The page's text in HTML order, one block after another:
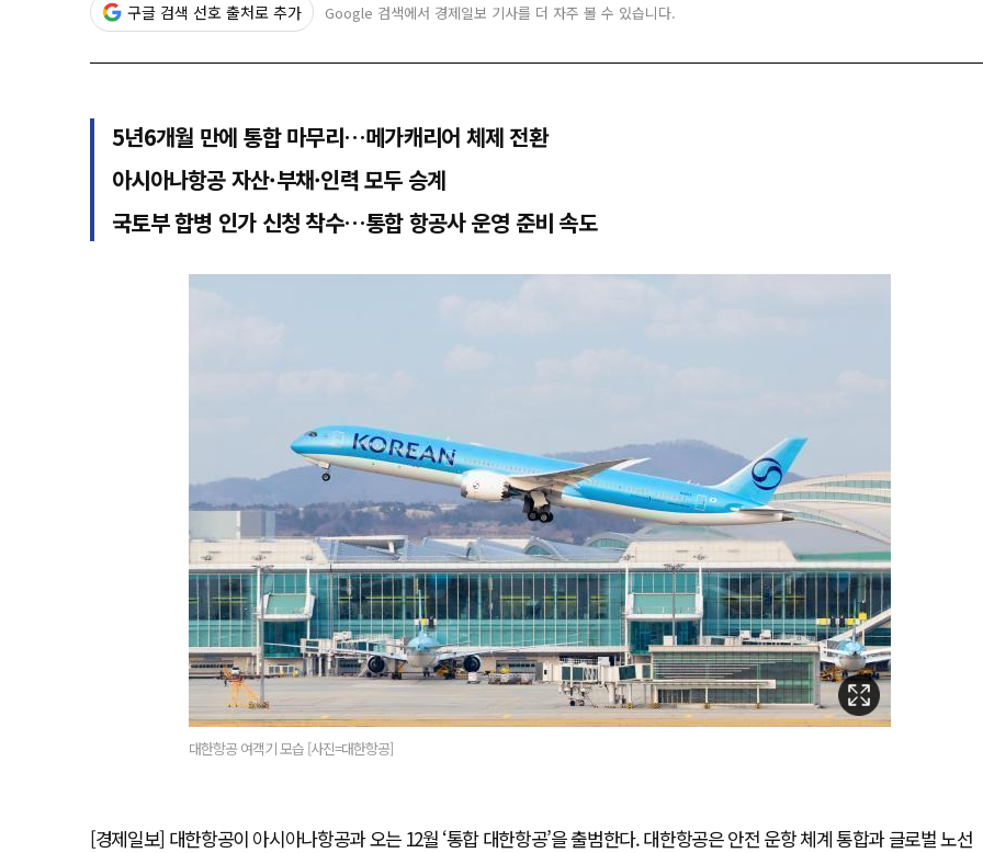
구글 검색 선호 출처로 추가 Google 검색에서 경제일보 기사를 더 자주 볼 수 있습니다.
5년6개월 만에 통합 마무리…메가캐리어 체제 전환
아시아나항공 자산·부채·인력 모두 승계
국토부 합병 인가 신청 착수…통합 항공사 운영 준비 속도
대한항공 여객기 모습 [사진=대한항공]
[경제일보] 대한항공이 아시아나항공과 오는 12월 ‘통합 대한항공’을 출범한다. 대한항공은 안전 운항 체계 통합과 글로벌 노선